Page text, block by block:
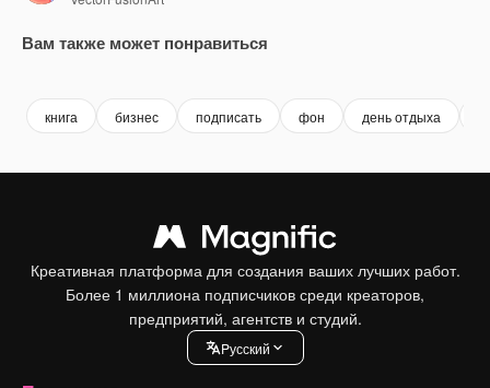
Вам также может понравиться
книга бизнес подписать фон день отдыха
Креативная платформа для создания ваших лучших работ.
Более 1 миллиона подписчиков среди креаторов,
предприятий, агентств и студий.
Pусский